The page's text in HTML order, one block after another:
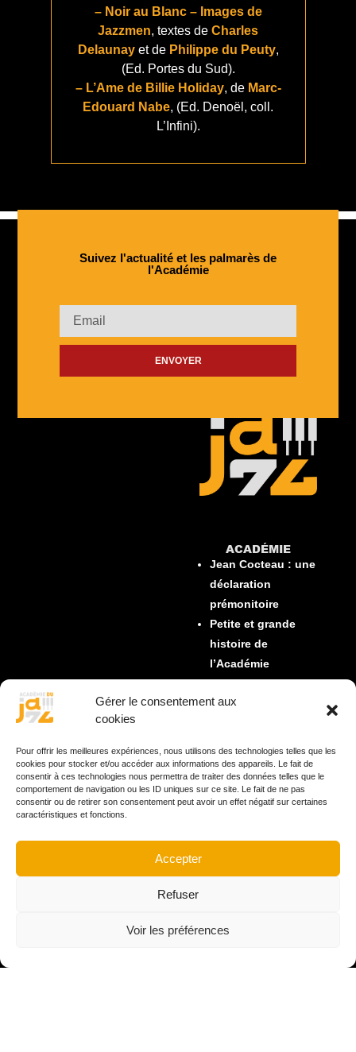
Gérer le consentement aux
cookies
Pour offrir les meilleures expériences, nous utilisons des technologies telles que les
cookies pour stocker et/ou accéder aux informations des appareils. Le fait de
consentir à ces technologies nous permettra de traiter des données telles que le
comportement de navigation ou les ID uniques sur ce site. Le fait de ne pas
consentir ou de retirer son consentement peut avoir un effet négatif sur certaines
caractéristiques et fonctions.
Accepter
Refuser
Voir les préférences
– Noir au Blanc – Images de
Jazzmen, textes de Charles
Delaunayet de Philippe du Peuty,
(Ed. Portes du Sud).
– L’Ame de Billie Holiday, de Marc-
Edouard Nabe, (Ed. Denoël, coll.
L’Infini).
Suivez l'actualité et les palmarès de
l'Académie​
ENVOYER
ACADÉMIE​
Jean Cocteau : une
déclaration
prémonitoire
Petite et grande
histoire de
l’Académie
Conseil
d’administration
route
Partenaires
Mentions légales
Espace
Description des prix